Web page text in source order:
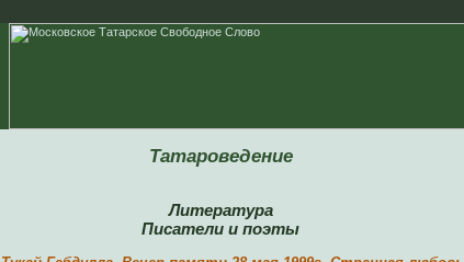
Татароведение
Литература
Писатели и поэты